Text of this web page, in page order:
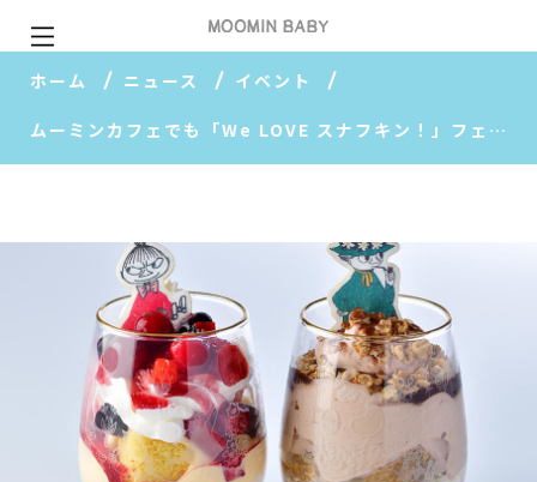
ホーム ニュース イベント
ムーミンカフェでも「We LOVE スナフキン！」フェア、5月24日（金）よりスタート♪